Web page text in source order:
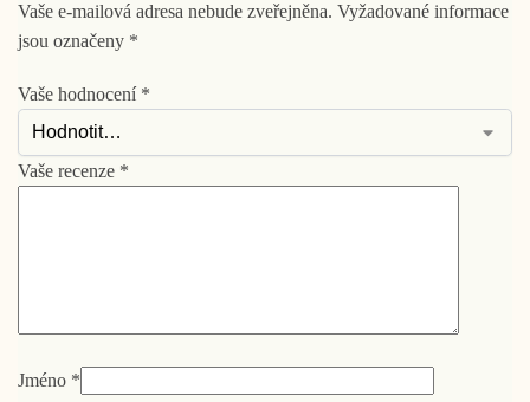
Vaše e-mailová adresa nebude zveřejněna. Vyžadované informace
jsou označeny *
Vaše hodnocení *
Vaše recenze *
Jméno *